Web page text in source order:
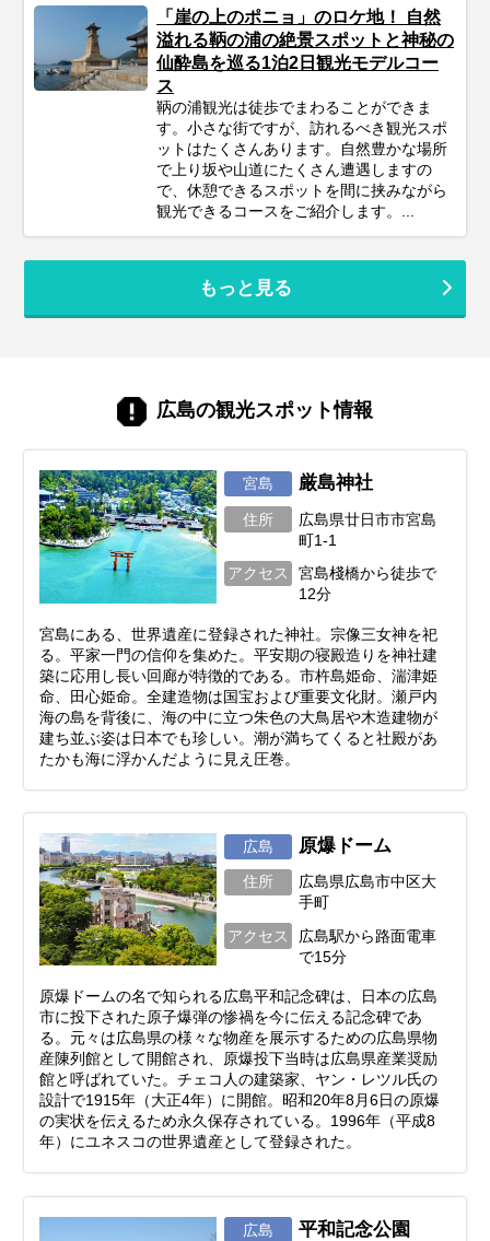
「崖の上のポニョ」のロケ地！ 自然
溢れる鞆の浦の絶景スポットと神秘の
仙酔島を巡る1泊2日観光モデルコー
ス
鞆の浦観光は徒歩でまわることができま
す。小さな街ですが、訪れるべき観光スポ
ットはたくさんあります。自然豊かな場所
で上り坂や山道にたくさん遭遇しますの
で、休憩できるスポットを間に挟みながら
観光できるコースをご紹介します。...
もっと見る
広島の観光スポット情報
宮島 厳島神社
住所
広島県廿日市市宮島
町1-1
アクセス
宮島棧橋から徒歩で
12分
宮島にある、世界遺産に登録された神社。宗像三女神を祀
る。平家一門の信仰を集めた。平安期の寝殿造りを神社建
築に応用し長い回廊が特徴的である。市杵島姫命、湍津姫
命、田心姫命。全建造物は国宝および重要文化財。瀬戸内
海の島を背後に、海の中に立つ朱色の大鳥居や木造建物が
建ち並ぶ姿は日本でも珍しい。潮が満ちてくると社殿があ
たかも海に浮かんだように見え圧巻。
広島 原爆ドーム
住所
広島県広島市中区大
手町
アクセス
広島駅から路面電車
で15分
原爆ドームの名で知られる広島平和記念碑は、日本の広島
市に投下された原子爆弾の惨禍を今に伝える記念碑であ
る。元々は広島県の様々な物産を展示するための広島県物
産陳列館として開館され、原爆投下当時は広島県産業奨励
館と呼ばれていた。チェコ人の建築家、ヤン・レツル氏の
設計で1915年（大正4年）に開館。昭和20年8月6日の原爆
の実状を伝えるため永久保存されている。1996年（平成8
年）にユネスコの世界遺産として登録された。
広島 平和記念公園